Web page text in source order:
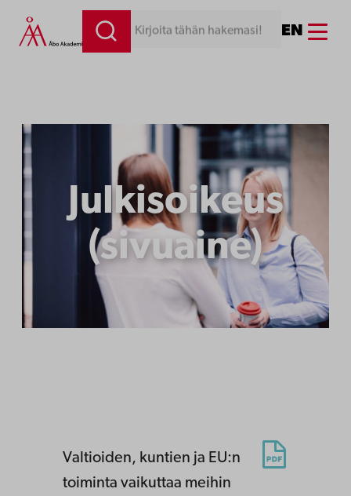
Kirjoita tähän hakemasi! EN Menu
Julkisoikeus
(sivuaine)
Valtioiden, kuntien ja EU:n
toiminta vaikuttaa meihin